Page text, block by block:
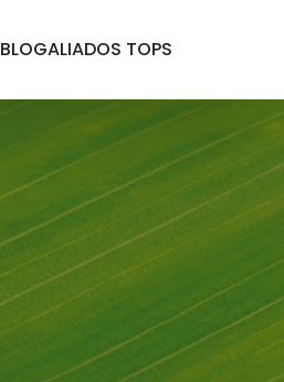
BLOGALIADOS TOPS